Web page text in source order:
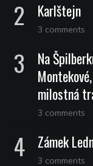
Karlštejn
3 comments
Na
milostná
3 comments
Zámek
3 comments